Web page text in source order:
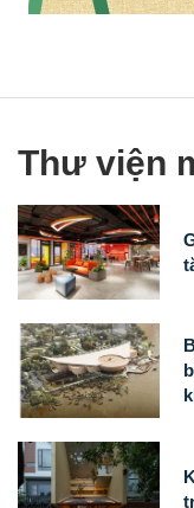
Thư viện